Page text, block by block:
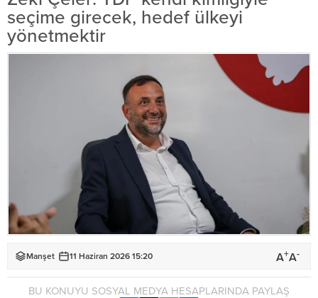
seçime girecek, hedef ülkeyi
yönetmektir
Manşet 11 Haziran 2026 15:20 A+A-
BU KONUYU SOSYAL MEDYA HESAPLARINDA PAYLAŞ